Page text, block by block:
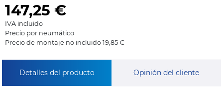
147,25 €
IVA incluido
Precio por neumático
Precio de montaje no incluido 19,85 €
Detalles del producto Opinión del cliente